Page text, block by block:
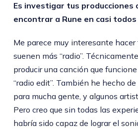
Es investigar tus producciones
encontrar a Rune en casi
Me parece muy interesante hacer
suenen más “radio”.
producir una canción que
“radio edit”. También he hecho de
para mucha gente, y algunos
Pero creo que sin todas las
habría sido capaz de lograr el